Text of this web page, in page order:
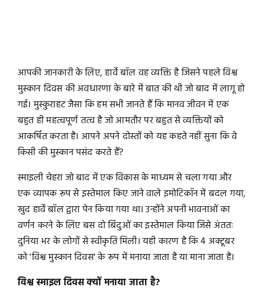
आपकी जानकारी के लिए, हार्वे बॉल वह व्यक्ति है जिसने पहले विश्व
मुस्कान दिवस की अवधारणा के बारे में बात की थी जो बाद में लागू हो
गई। मुस्कुराहट जैसा कि हम सभी जानते हैं कि मानव जीवन में एक
बहुत ही महत्वपूर्ण तत्व है जो आमतौर पर बहुत से व्यक्तियों को
आकर्षित करता है। आपने अपने दोस्तों को यह कहते नहीं सुना कि वे
किसी की मुस्कान पसंद करते हैं?
स्माइली चेहरा जो बाद में एक विकास के माध्यम से चला गया और
एक व्यापक रूप से इस्तेमाल किए जाने वाले इमोटिकॉन में बदल गया,
खुद हार्वे बॉल द्वारा पेन किया गया था। उन्होंने अपनी भावनाओं का
वर्णन करने के लिए बस दो बिंदुओं का इस्तेमाल किया जिसे अंततः
दुनिया भर के लोगों से स्वीकृति मिली। यही कारण है कि 4 अक्टूबर
को 'विश्व मुस्कान दिवस' के रूप में मनाया जाता है या माना जाता है।
विश्व स्माइल दिवस क्यों मनाया जाता है?